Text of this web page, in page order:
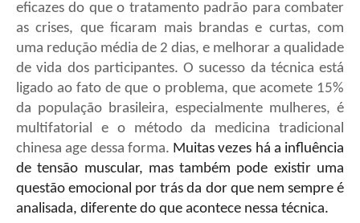
eficazes do que o tratamento padrão para combater
as crises, que ficaram mais brandas e curtas, com
uma redução média de 2 dias, e melhorar a qualidade
de vida dos participantes. O sucesso da técnica está
ligado ao fato de que o problema, que acomete 15%
da população brasileira, especialmente mulheres, é
multifatorial e o método da medicina tradicional
chinesa age dessa forma. Muitas vezes há a influência
de tensão muscular, mas também pode existir uma
questão emocional por trás da dor que nem sempre é
analisada, diferente do que acontece nessa técnica.